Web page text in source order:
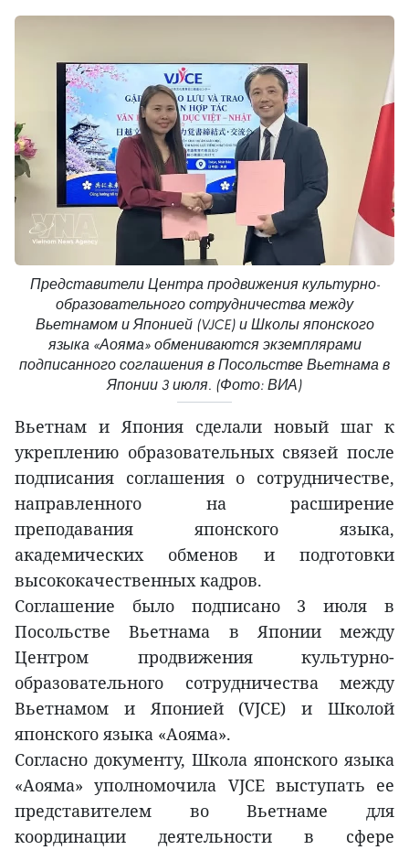
Представители Центра продвижения культурно-
образовательного сотрудничества между
Вьетнамом и Японией (VJCE) и Школы японского
языка «Аояма» обмениваются экземплярами
подписанного соглашения в Посольстве Вьетнама в
Японии 3 июля. (Фото: ВИА)
Вьетнам и Япония сделали новый шаг к
укреплению образовательных связей после
подписания соглашения о сотрудничестве,
направленного на расширение
преподавания японского языка,
академических обменов и подготовки
высококачественных кадров.
Соглашение было подписано 3 июля в
Посольстве Вьетнама в Японии между
Центром продвижения культурно-
образовательного сотрудничества между
Вьетнамом и Японией (VJCE) и Школой
японского языка «Аояма».
Согласно документу, Школа японского языка
«Аояма» уполномочила VJCE выступать ее
представителем во Вьетнаме для
координации деятельности в сфере